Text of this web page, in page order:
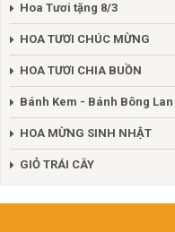
Hoa Tươi tặng 8/3
HOA TƯƠI CHÚC MỪNG
HOA TƯƠI CHIA BUỒN
Bánh Kem - Bánh Bông
HOA MỪNG SINH NHẬT
GIỎ TRÁI CÂY